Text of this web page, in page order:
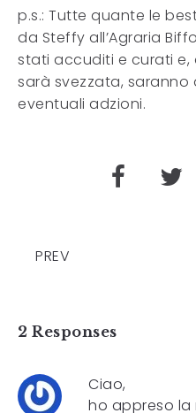
p.s.: Tutte quante le
da Steffy all’Agraria
stati accuditi e curati
sarà svezzata, saranno
eventuali adzioni.
PREV
2 Responses
Ciao,
ho appreso